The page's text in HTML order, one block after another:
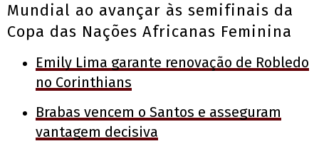
Mundial ao avançar às semifinais da
Copa das Nações Africanas Feminina
Emily Lima garante renovação de Robledo
no Corinthians
Brabas vencem o Santos e asseguram
vantagem decisiva